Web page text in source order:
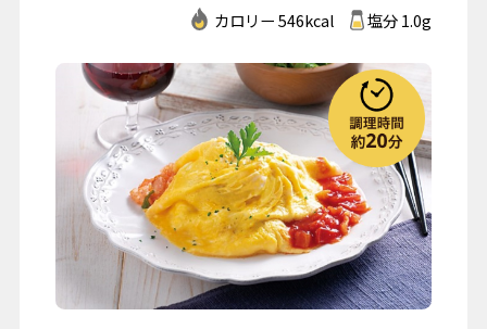
カロリー 546kcal
塩分 1.0g